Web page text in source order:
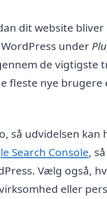
dit website
under
de vigtigste
fleste nye brugere
så udvidelsen kan
Search Console,
Vælg også,
eller